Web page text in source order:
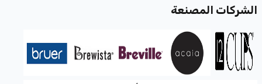
الشركات المصنعة